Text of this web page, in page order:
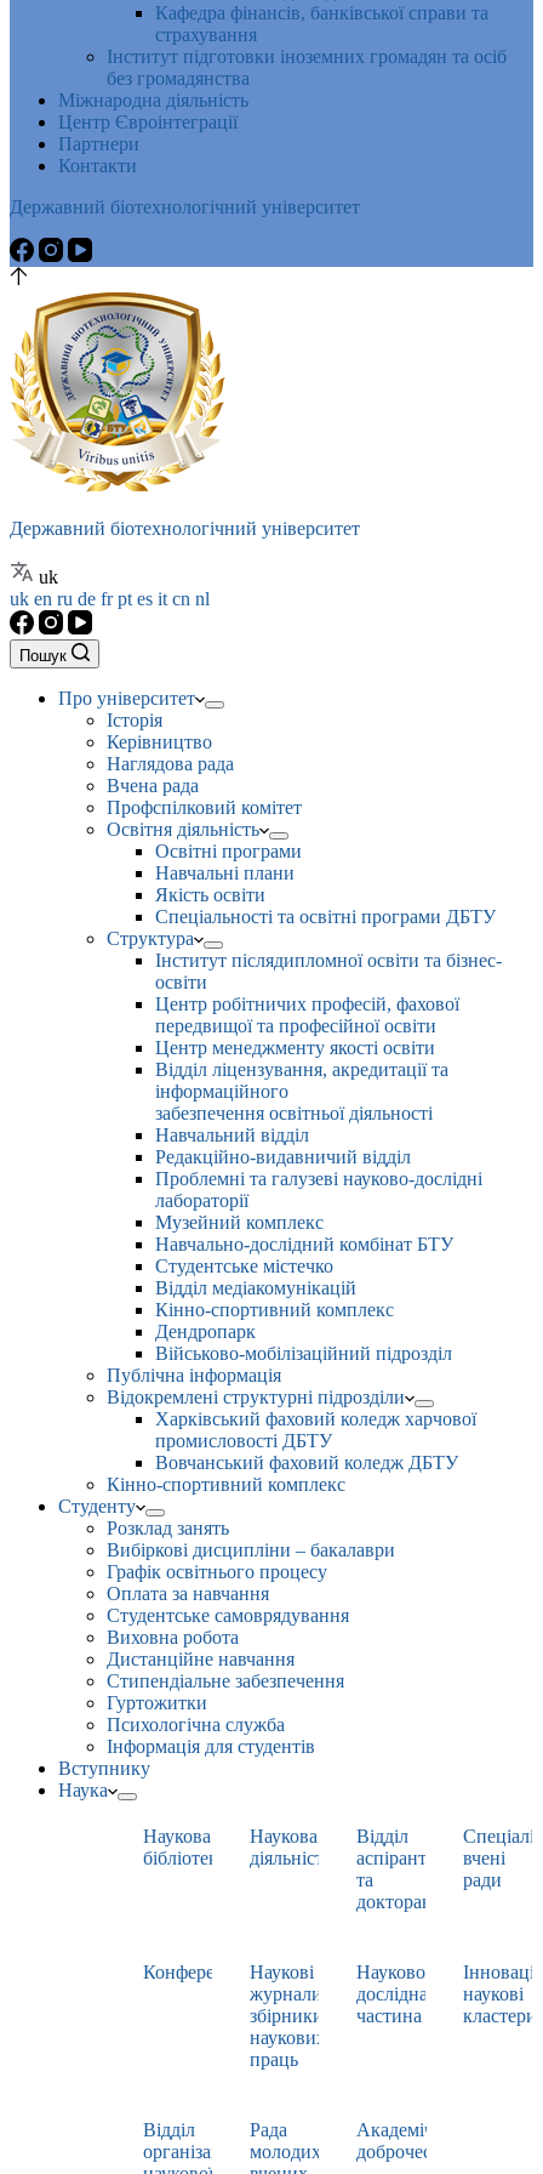
Кафедра фінансів, банківської справи та
страхування
Інститут підготовки іноземних громадян та осіб
без громадянства
Міжнародна діяльність
Центр Євроінтеграції
Партнери
Контакти
Державний біотехнологічний університет
Державний біотехнологічний університет
uk
uk en ru de frpt es it cn nl
Пошук
Про університет
Історія
Керівництво
Наглядова рада
Вчена рада
Профспілковий комітет
Освітня діяльність
Освітні програми
Навчальні плани
Якість освіти
Спеціальності та освітні програми ДБТУ
Структура
Інститут післядипломної освіти та бізнес-
освіти
Центр робітничих професій, фахової
передвищої та професійної освіти
Центр менеджменту якості освіти
Відділ ліцензування, акредитації та
інформаційного
забезпечення освітньої діяльності
Навчальний відділ
Редакційно-видавничий відділ
Проблемні та галузеві науково-дослідні
лабораторії
Музейний комплекс
Навчально-дослідний комбінат БТУ
Студентське містечко
Відділ медіакомунікацій
Кінно-спортивний комплекс
Дендропарк
Військово-мобілізаційний підрозділ
Публічна інформація
Відокремлені структурні підрозділи
Харківський фаховий коледж харчової
промисловості ДБТУ
Вовчанський фаховий коледж ДБТУ
Кінно-спортивний комплекс
Студенту
Розклад занять
Вибіркові дисципліни – бакалаври
Графік освітнього процесу
Оплата за навчання
Студентське самоврядування
Виховна робота
Дистанційне навчання
Стипендіальне забезпечення
Гуртожитки
Психологічна служба
Інформація для студентів
Вступнику
Наука
Наукова
бібліотека
Наукова
діяльність
Відділ
аспірантури
та
докторантури
вчені
ради
Конференції
Наукові
журнали,
збірники
наукових
праць
Науково-
дослідна
частина
наукові
кластери
Відділ
організації
Рада
молодих
Академічна
доброчесність